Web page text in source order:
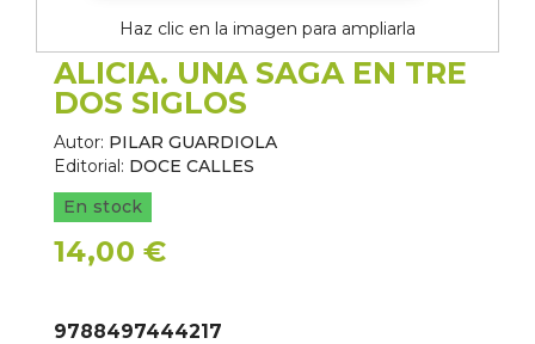
Haz clic en la imagen para ampliarla
ALICIA. UNA SAGA EN TRE
DOS SIGLOS
Autor: PILAR GUARDIOLA
Editorial: DOCE CALLES
En stock
14,00 €
9788497444217